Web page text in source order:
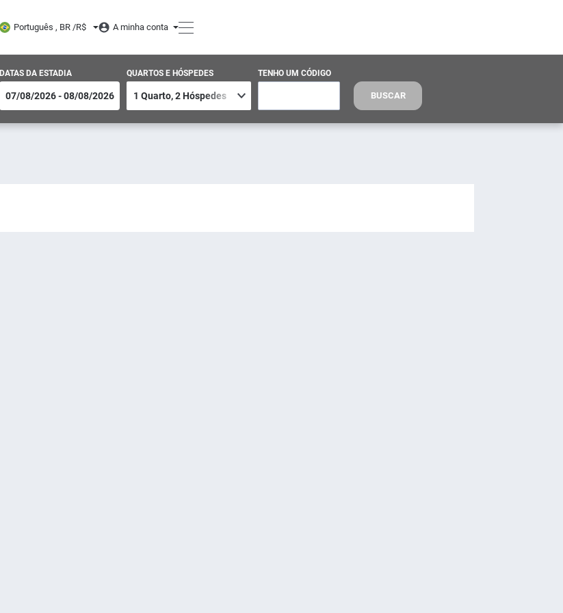
Português , BR /R$ A minha conta
DATAS DA ESTADIA QUARTOS E HÓSPEDES TENHO UM CÓDIGO
BUSCAR